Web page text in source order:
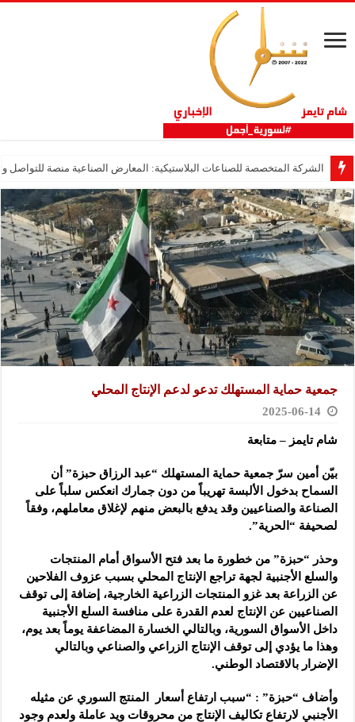
الشركة المتخصصة للصناعات البلاستيكية: المعارض الصناعية منصة للتواصل
جمعية حماية المستهلك تدعو لدعم الإنتاج المحلي
2025-06-14
شام تايمز – متابعة
بيّن أمين سرّ جمعية حماية المستهلك “عبد الرزاق حبزة” أن
السماح بدخول الألبسة تهريباً من دون جمارك انعكس سلباً على
الصناعة والصناعيين وقد يدفع بالبعض منهم لإغلاق معاملهم، وفقاً
لصحيفة “الحرية”.
وحذر “حبزة” من خطورة ما بعد فتح الأسواق أمام المنتجات
والسلع الأجنبية لجهة تراجع الإنتاج المحلي بسبب عزوف الفلاحين
عن الزراعة بعد غزو المنتجات الزراعية الخارجية، إضافة إلى توقف
الصناعيين عن الإنتاج لعدم القدرة على منافسة السلع الأجنبية
داخل الأسواق السورية، وبالتالي الخسارة المضاعفة يوماً بعد يوم،
وهذا ما يؤدي إلى توقف الإنتاج الزراعي والصناعي وبالتالي
الإضرار بالاقتصاد الوطني.
وأضاف “حبزة” : “سبب ارتفاع أسعار المنتج السوري عن مثيله
الأجنبي لارتفاع تكاليف الإنتاج من محروقات ويد عاملة ولعدم وجود